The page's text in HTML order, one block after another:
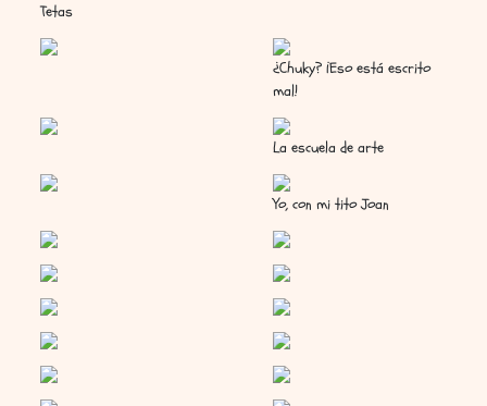
Tetas
¿Chuky? ¡Eso está escrito
mal!
La escuela de arte
Yo, con mi tito Joan